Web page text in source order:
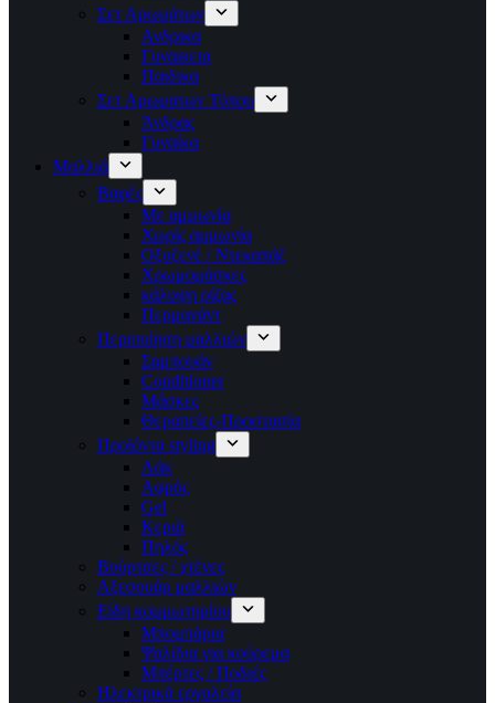
Σετ Αρωμάτων
Ανδρικα
Γυναικεια
Παιδικα
Σετ Αρωματων Τύπου
Άνδρας
Γυναίκα
Μαλλιά
Βαφές
Με αμμωνία
Χωρίς αμμωνία
Οξυζενέ / Ντεκαπάζ
Χρωμομάσκες
κάλυψη ρίζας
Περμανάντ
Περιποίηση μαλλιών
Σαμπουάν
Conditioner
Μάσκες
Θεραπείες-Προστασία
Προϊόντα styling
Λάκ
Αφρός
Gel
Κεριά
Πηλός
Βούρτσες / χτένες
Αξεσουάρ μαλλιών
Είδη κομμωτηρίου
Μπομπάρια
Ψαλίδια για κούρεμα
Μπέρτες / Ποδιές
Ηλεκτρικά εργαλεία